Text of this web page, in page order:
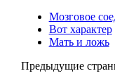
Мозговое
Вот характер
Мать и ложь
Предыдущие